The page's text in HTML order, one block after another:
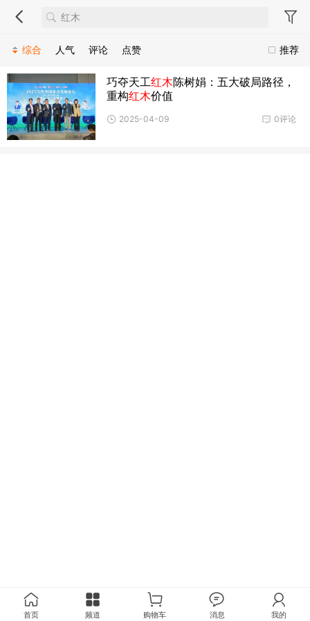
推荐
综合 人气 评论 点赞
巧夺天工红木陈树娟：五大破局路径，
重构红木价值
0评论
2025-04-09
首页 频道 购物车 消息 我的